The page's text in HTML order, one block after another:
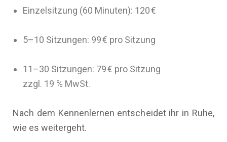
Einzelsitzung (60 Minuten): 120 €
5–10 Sitzungen: 99 € pro Sitzung
11–30 Sitzungen: 79 € pro Sitzung
zzgl. 19 % MwSt.
Nach dem Kennenlernen entscheidet ihr in Ruhe,
wie es weitergeht.